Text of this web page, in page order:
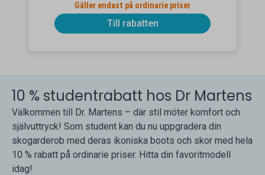
Gäller endast på ordinarie priser
Till rabatten
10 % studentrabatt hos Dr Martens
Välkommen till Dr. Martens – där stil möter komfort och
självuttryck! Som student kan du nu uppgradera din
skogarderob med deras ikoniska boots och skor med hela
10 % rabatt på ordinarie priser. Hitta din favoritmodell
idag!